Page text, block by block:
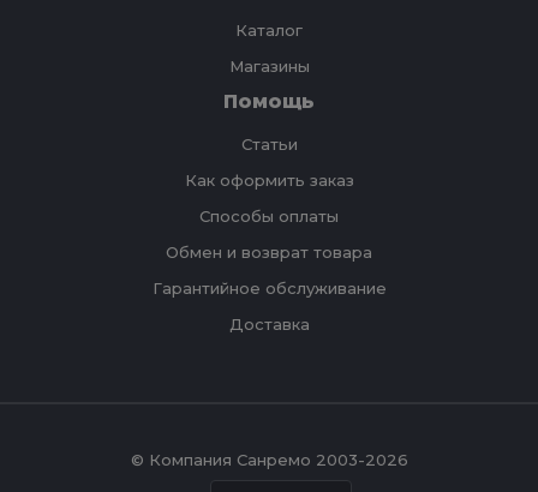
Каталог
Магазины
Помощь
Статьи
Как оформить заказ
Способы оплаты
Обмен и возврат товара
Гарантийное обслуживание
Доставка
© Компания Санремо 2003-2026